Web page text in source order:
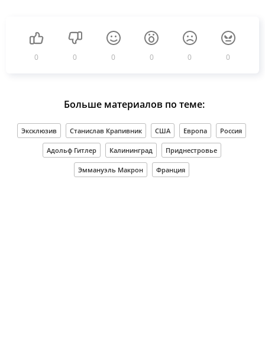
0 0 0 0 0 0
Больше материалов по теме:
Эксклюзив Станислав Крапивник США Европа Россия
Адольф Гитлер Калининград Приднестровье
Эммануэль Макрон Франция